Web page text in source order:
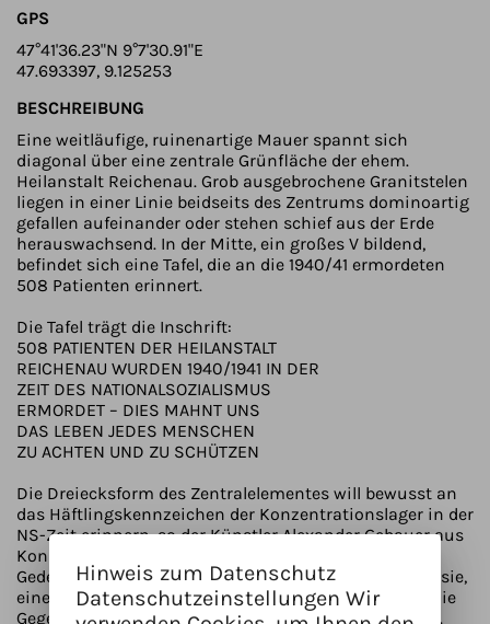
GPS
47°41'36.23"N 9°7'30.91"E
47.693397, 9.125253
BESCHREIBUNG
Eine weitläufige, ruinenartige Mauer spannt sich
diagonal über eine zentrale Grünfläche der ehem.
Heilanstalt Reichenau. Grob ausgebrochene Granitstelen
liegen in einer Linie beidseits des Zentrums dominoartig
gefallen aufeinander oder stehen schief aus der Erde
herauswachsend. In der Mitte, ein großes V bildend,
befindet sich eine Tafel, die an die 1940/41 ermordeten
508 Patienten erinnert.
Die Tafel trägt die Inschrift:
508 PATIENTEN DER HEILANSTALT
REICHENAU WURDEN 1940/1941 IN DER
ZEIT DES NATIONALSOZIALISMUS
ERMORDET – DIES MAHNT UNS
DAS LEBEN JEDES MENSCHEN
ZU ACHTEN UND ZU SCHÜTZEN
Die Dreiecksform des Zentralelementes will bewusst an
das Häftlingskennzeichen der Konzentrationslager in der
NS-Zeit erinnern, so der Künstler Alexander Gebauer aus
Konstanz. Für den Künstler soll von der Mitte, dem
Gedenken an die unsäglichen Gräuel der NS-Euthanasie,
eine Druckwelle ausgehen, die sich beidseitig bis in die
Gegenwart, dem aktuellen Straßenraum hineinreicht.
Hinweis zum Datenschutz
Datenschutzeinstellungen Wir